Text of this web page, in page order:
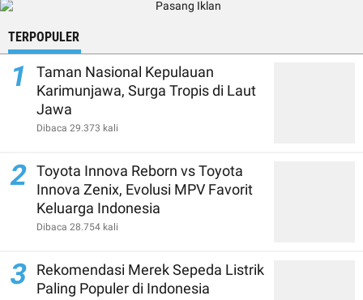
TERPOPULER
1
Taman Nasional Kepulauan
Karimunjawa, Surga Tropis di Laut
Jawa
Dibaca 29.373 kali
2 Toyota Innova Reborn vs Toyota
Innova Zenix, Evolusi MPV Favorit
Keluarga Indonesia
Dibaca 28.754 kali
3
Rekomendasi Merek Sepeda Listrik
Paling Populer di Indonesia